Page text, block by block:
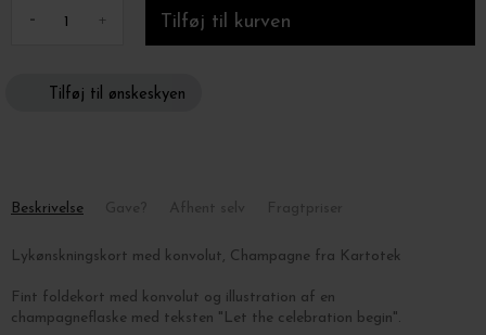
- +
Tilføj til ønskeskyen
Beskrivelse
Lykønskningskort med konvolut, Champagne fra Kartotek
Fint foldekort med konvolut og illustration af en
champagneflaske med teksten "Let the celebration begin".